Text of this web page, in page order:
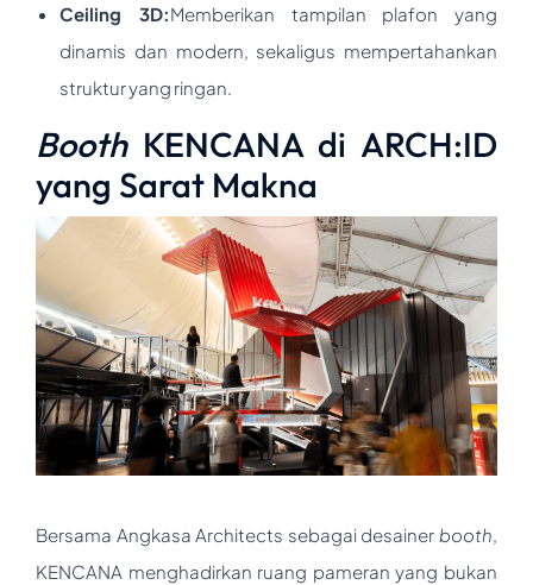
Ceiling 3D:Memberikan tampilan plafon yang
dinamis dan modern, sekaligus mempertahankan
struktur yang ringan.
Booth KENCANA di ARCH:ID
yang Sarat Makna
Bersama Angkasa Architects sebagai desainer booth,
KENCANA menghadirkan ruang pameran yang bukan